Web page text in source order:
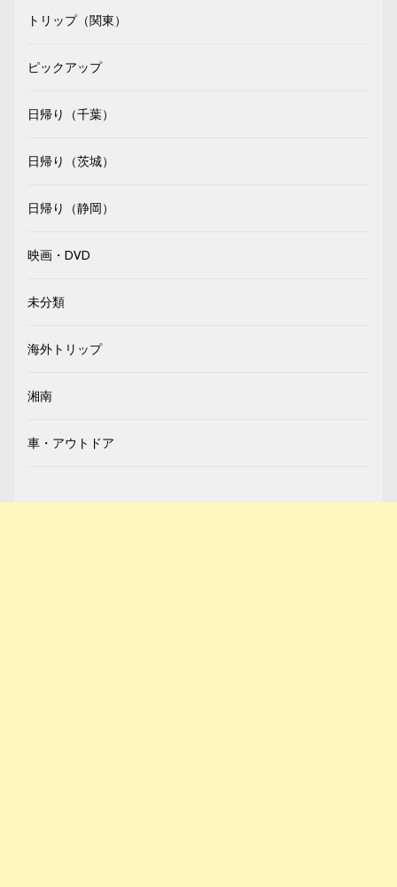
トリップ（関東）
ピックアップ
日帰り（千葉）
日帰り（茨城）
日帰り（静岡）
映画・DVD
未分類
海外トリップ
湘南
車・アウトドア